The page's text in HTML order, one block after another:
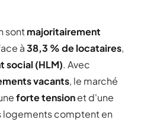
sontmajoritairement
à38,3 % de locataires,
social (HLM). Avec
vacants, le marché
forte tensionet d'une
logements comptent en